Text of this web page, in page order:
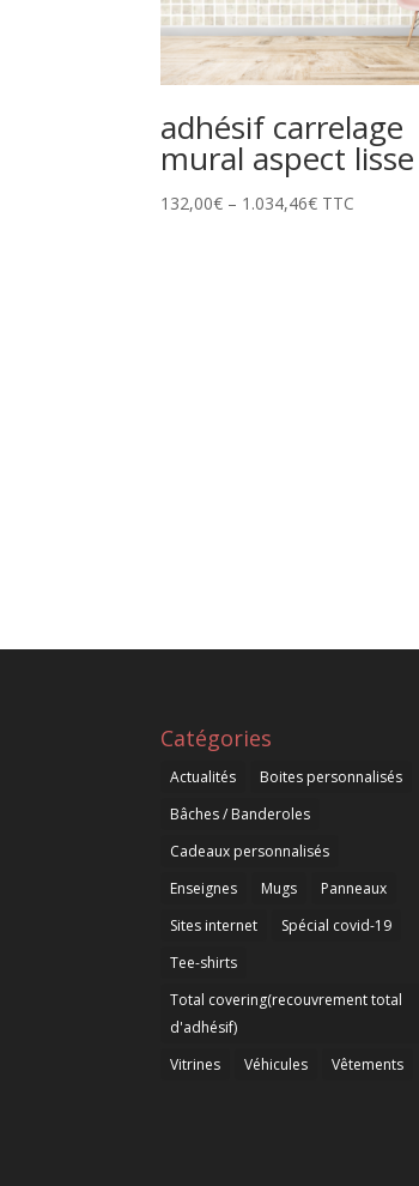
adhésif carrelage
mural aspect lisse
132,00€ – 1.034,46€ TTC
Catégories
Actualités
Boites personnalisés
Bâches / Banderoles
Cadeaux personnalisés
Enseignes
Mugs
Panneaux
Sites internet
Spécial covid-19
Tee-shirts
Total covering(recouvrement total
d'adhésif)
Vitrines
Véhicules Vêtements